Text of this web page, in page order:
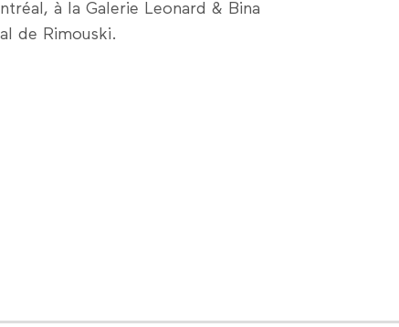
à la Galerie Leonard & Bina
de Rimouski.